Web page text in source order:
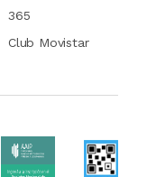
365
Club Movistar